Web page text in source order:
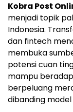
Kobra Post
menjadi topik
Indonesia.
dan fintech
membuka
potensi cuan
mampu
berpeluang
dibanding model